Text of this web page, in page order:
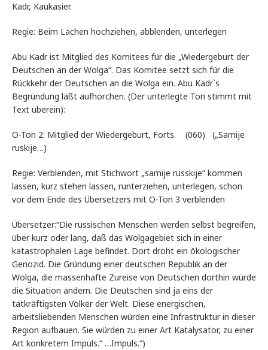
Kadr, Kaukasier.
Regie: Beim Lachen hochziehen, abblenden, unterlegen
Abu Kadr ist Mitglied des Komitees für die „Wiedergeburt der
Deutschen an der Wolga“. Das Komitee setzt sich für die
Rückkehr der Deutschen an die Wolga ein. Abu Kadr`s
Begründung läßt aufhorchen. (Der unterlegte Ton stimmt mit
Text überein):
O-Ton 2: Mitglied der Wiedergeburt, Forts. (060) („Samije
ruskije…)
Regie: Verblenden, mit Stichwort „samije russkije“ kommen
lassen, kurz stehen lassen, runterziehen, unterlegen, schon
vor dem Ende des Übersetzers mit O-Ton 3 verblenden
Übersetzer:“Die russischen Menschen werden selbst begreifen,
über kurz oder lang, daß das Wolgagebiet sich in einer
katastrophalen Lage befindet. Dort droht ein ökologischer
Genozid. Die Gründung einer deutschen Republik an der
Wolga, die massenhafte Zureise von Deutschen dorthin würde
die Situation ändern. Die Deutschen sind ja eins der
tatkräftigsten Völker der Welt. Diese energischen,
arbeitsliebenden Menschen würden eine Infrastruktur in dieser
Region aufbauen. Sie würden zu einer Art Katalysator, zu einer
Art konkretem Impuls.“ …Impuls.“)